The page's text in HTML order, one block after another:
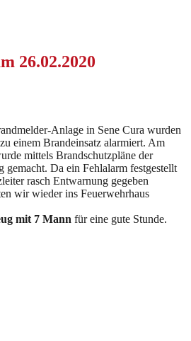
26.02.2020
Anlage in Sene Cura wurden
einem Brandeinsatz alarmiert. Am
mittels Brandschutzpläne der
gemacht. Da ein Fehlalarm festgestellt
rasch Entwarnung gegeben
wir wieder ins Feuerwehrhaus
mit 7 Mann für eine gute Stunde.